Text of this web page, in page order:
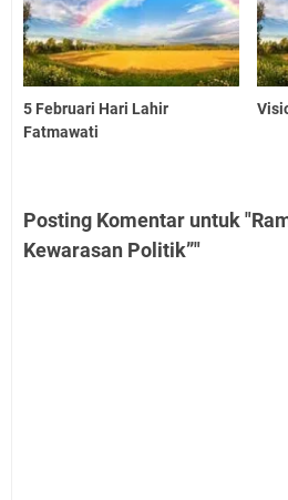
5 Februari Hari Lahir
Fatmawati
Posting Komentar untuk
Kewarasan Politik”"